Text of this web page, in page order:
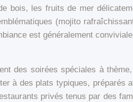
bois, les fruits de mer
(mojito
est généralement
des soirées spéciales à
à des plats typiques,
privés tenus par des